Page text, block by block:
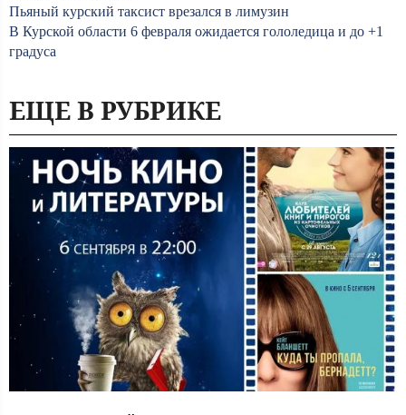
Пьяный курский таксист врезался в лимузин
В Курской области 6 февраля ожидается гололедица и до +1
градуса
ЕЩЕ В РУБРИКЕ